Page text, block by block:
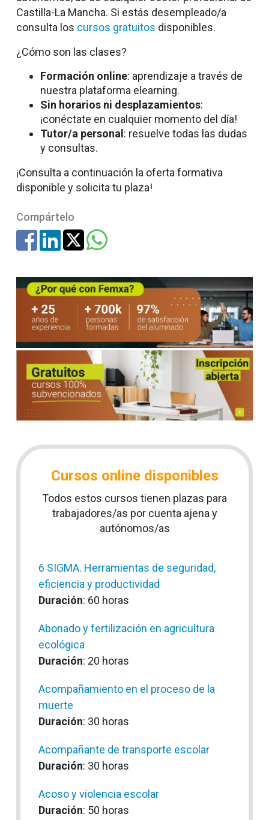
Castilla-La Mancha. Si estás desempleado/a
consulta los cursos gratuitos disponibles.
¿Cómo son las clases?
Formación online: aprendizaje a través de
nuestra plataforma elearning.
Sin horarios ni desplazamientos:
¡conéctate en cualquier momento del día!
Tutor/a personal : resuelve todas las dudas
y consultas.
¡Consulta a continuación la oferta formativa
disponible y solicita tu plaza!
Compártelo
Cursos online disponibles
Todos estos cursos tienen plazas para
trabajadores/as por cuenta ajena y
autónomos/as
6 SIGMA. Herramientas de seguridad,
eficiencia y productividad
Duración: 60 horas
Abonado y fertilización en agricultura
ecológica
Duración: 20 horas
Acompañamiento en el proceso de la
muerte
Duración: 30 horas
Acompañante de transporte escolar
Duración: 30 horas
Acoso y violencia escolar
Duración: 50 horas